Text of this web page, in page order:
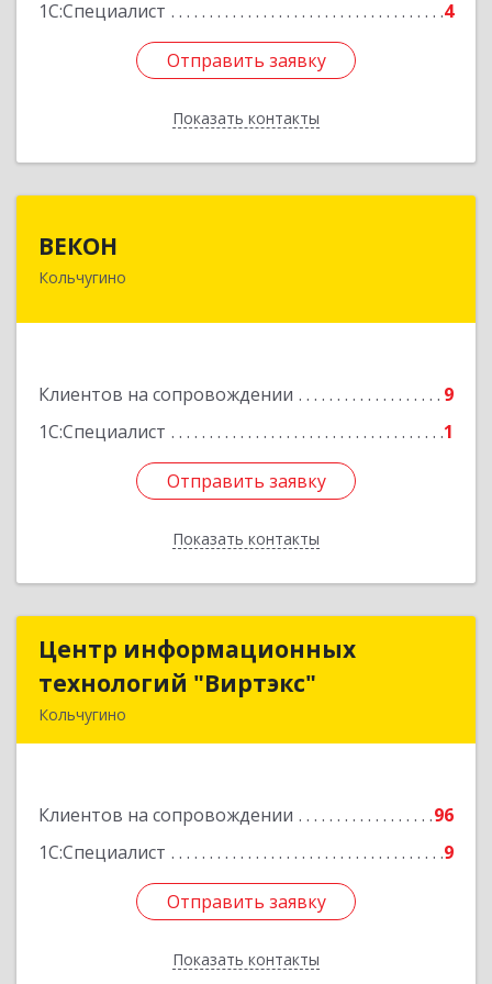
1С:Специалист 4
Отправить заявку
Показать контакты
Отправить заявку
Назад
ВЕКОН
Кольчугино
Клиентов на сопровождении
9
1С:Специалист
1
Отправить заявку
Показать контакты
601785, Владимирская обл, Кольчугинский р-н,
Отправить заявку
Назад
Центр информационных
технологий "Виртэкс"
Кольчугино
Клиентов на сопровождении
96
1С:Специалист
9
Отправить заявку
Показать контакты
Центр информационных
технологий "Виртэкс"
Подробнее
Отправить заявку
Назад